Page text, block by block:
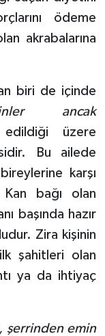
ödeme
akrabalarına
biri de içinde
ancak
üzere
Bu ailede
karşı
Kan bağı olan
başında hazır
Zira kişinin
şahitleri olan
ya da ihtiyaç
şerrinden emin